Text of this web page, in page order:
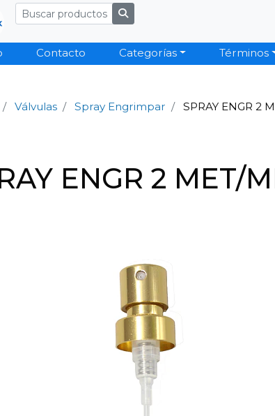
Contacto Categorías Términos
Válvulas Spray Engrimpar SPRAY ENGR 2
ENGR 2 MET/